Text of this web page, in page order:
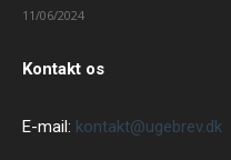
11/06/2024
Kontakt os
E-mail: kontakt@ugebrev.dk